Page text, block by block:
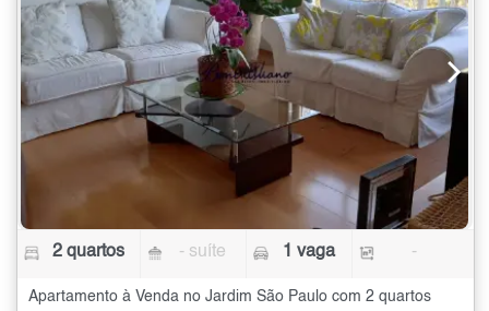
2 quartos - suíte 1 vaga -
Apartamento à Venda no Jardim São Paulo com 2 quartos